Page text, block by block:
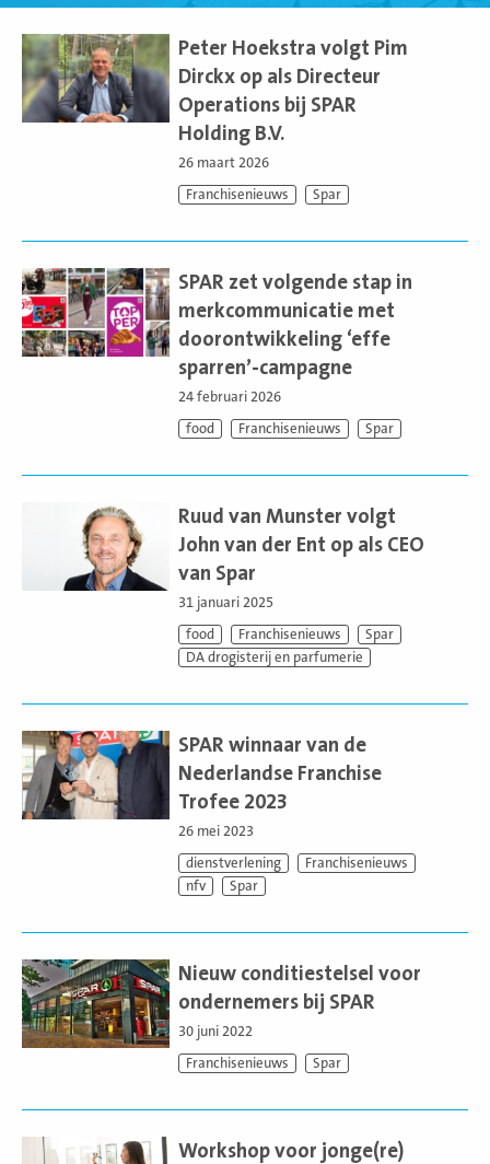
meer
Peter Hoekstra volgt Pim
Dirckx op als Directeur
Operations bij SPAR
Holding B.V.
26 maart 2026
Franchisenieuws Spar
meer
SPAR zet volgende stap in
merkcommunicatie met
doorontwikkeling ‘effe
sparren’-campagne
24 februari 2026
food Franchisenieuws Spar
Ruud van Munster volgt
John van der Ent op als CEO
van Spar
31 januari 2025
food Franchisenieuws
Spar
DA drogisterij en parfumerie
meer
SPAR winnaar van de
Nederlandse Franchise
Trofee 2023
26 mei 2023
dienstverlening
Franchisenieuws
nfv
Spar
meer
Nieuw conditiestelsel voor
ondernemers bij SPAR
30 juni 2022
Franchisenieuws Spar
meer
Workshop voor jonge(re)